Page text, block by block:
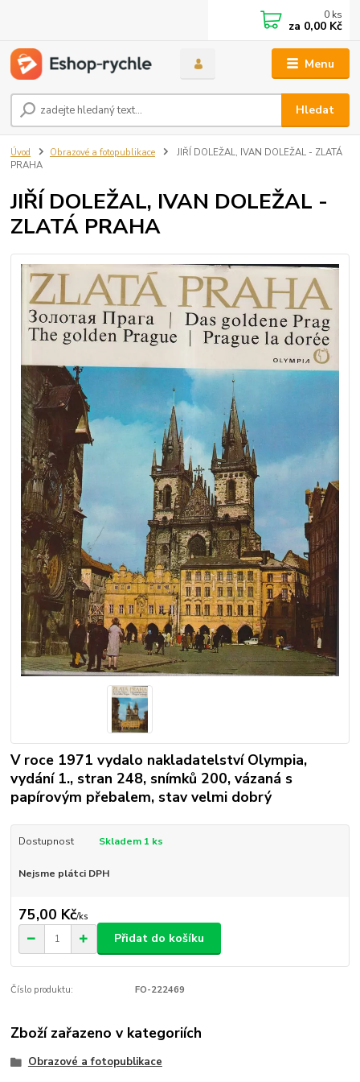
Menu
Hledat
0 ks
za 0,00 Kč
Úvod Obrazové a fotopublikace
JIŘÍ DOLEŽAL, IVAN DOLEŽAL - ZLATÁ
PRAHA
JIŘÍ DOLEŽAL, IVAN DOLEŽAL -
ZLATÁ PRAHA
V roce 1971 vydalo nakladatelství Olympia,
vydání 1., stran 248, snímků 200, vázaná s
papírovým přebalem, stav velmi dobrý
Dostupnost Skladem 1 ks
Nejsme plátci DPH
75,00 Kč/ks
Přidat do košíku
Číslo produktu: FO-222469
Zboží zařazeno v kategoriích
Obrazové a fotopublikace